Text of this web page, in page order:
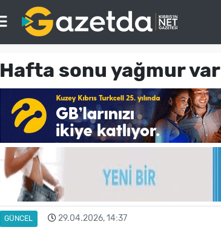
Hafta sonu yağmur var
GÜNCEL 29.04.2026, 14:37